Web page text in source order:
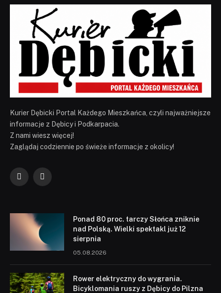
Kurier Dębicki Portal Każdego Mieszkańca, czyli najważniejsze
informacje z Dębicy i Podkarpacia.
Z nami wiesz więcej!
Zaglądaj codziennie po świeże informacje z okolicy!
FacebookYouTube
Ponad 80 proc. tarczy Słońca zniknie
nad Polską. Wielki spektakl już 12
sierpnia
05.08.2026
Rower elektryczny do wygrania.
Bicyklomania ruszy z Dębicy do Pilzna